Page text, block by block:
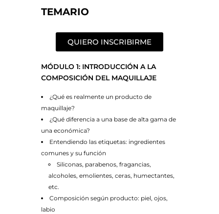
TEMARIO
QUIERO INSCRIBIRME
MÓDULO 1: INTRODUCCIÓN A LA
COMPOSICIÓN DEL MAQUILLAJE
¿Qué es realmente un producto de
maquillaje?
¿Qué diferencia a una base de alta gama de
una económica?
Entendiendo las etiquetas: ingredientes
comunes y su función
Siliconas, parabenos, fragancias,
alcoholes, emolientes, ceras, humectantes,
etc.
Composición según producto: piel, ojos,
labio